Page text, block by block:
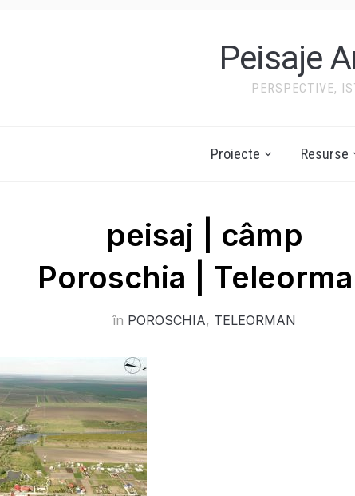
Peisaje
PERSPECTIVE,
Proiecte Resurse
peisaj | câmp
Poroschia |
în POROSCHIA, TELEORMAN